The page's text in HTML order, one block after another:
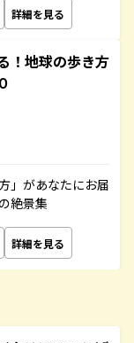
詳細を見る
！地球の歩き方
」があなたにお届
絶景集
詳細を見る